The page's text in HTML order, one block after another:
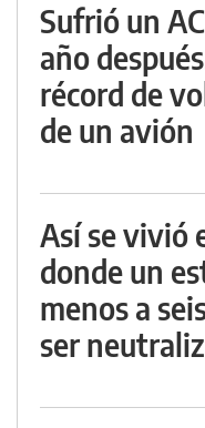
Sufrió un
año
récord de
de un avión
Así se vivió
donde un
menos a
ser